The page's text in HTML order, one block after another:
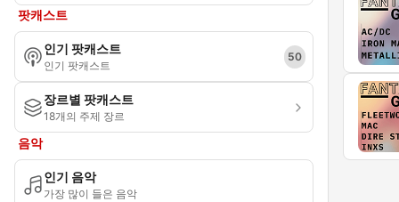
팟캐스트
인기 팟캐스트
인기 팟캐스트
50
장르별 팟캐스트
18개의 주제 장르
음악
인기 음악
가장 많이 들은 음악